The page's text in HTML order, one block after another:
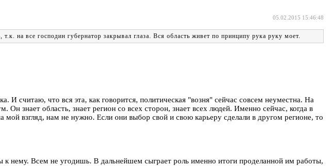
05.02.2015 15:46:48
на все господин губернатор закрывал глаза. Вся область живет по принципу рука руку моет.
И считаю, что вся эта, как говорится, политическая "возня" сейчас совсем неуместна. На
знает область, знает регион со всех сторон, знает всех людей. Именно сейчас, когда в
взгляд, нам не нужно. Если они выбор свой и свою карьеру сделали в другом регионе, то
к нему. Всем не угодишь. В дальнейшем сыграет роль именно итоги проделанной им работы,